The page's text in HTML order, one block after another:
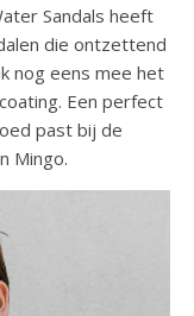
Sandals heeft
die ontzettend
nog eens mee het
Een perfect
past bij de
Mingo.